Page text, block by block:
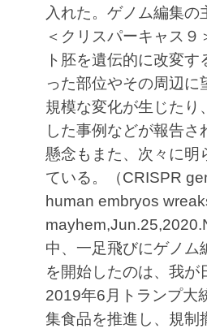
入れた。ゲノム編集の
＜クリスパーキャス９
ト胚を遺伝的に改変す
った部位やその周辺に
規模な変化が生じたり
した事例などが報告さ
懸念もまた、次々に明
ている。（CRISPR
human embryos
中、一足飛びにゲノム
を開始したのは、我が
2019年6月トランプ大
集食品を推進し、規制